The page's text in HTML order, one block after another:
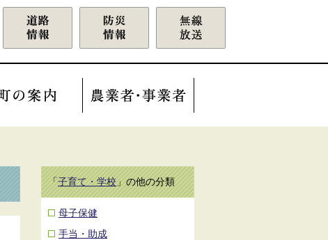
「子育て・学校」の他の分類
母子保健
手当・助成